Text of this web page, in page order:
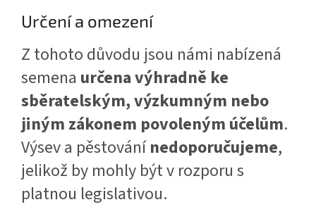
Určení a omezení
Z tohoto důvodu jsou námi nabízená
semena určena výhradně ke
sběratelským, výzkumným nebo
jiným zákonem povoleným účelům.
Výsev a pěstovánínedoporučujeme,
jelikož by mohly být v rozporu s
platnou legislativou.